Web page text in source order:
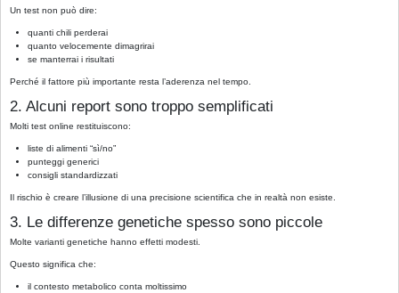
Un test non può dire:
quanti chili perderai
quanto velocemente dimagrirai
se manterrai i risultati
Perché il fattore più importante resta l’aderenza nel tempo.
2. Alcuni report sono troppo semplificati
Molti test online restituiscono:
liste di alimenti “sì/no”
punteggi generici
consigli standardizzati
Il rischio è creare l’illusione di una precisione scientifica che in realtà non esiste.
3. Le differenze genetiche spesso sono piccole
Molte varianti genetiche hanno effetti modesti.
Questo significa che:
il contesto metabolico conta moltissimo